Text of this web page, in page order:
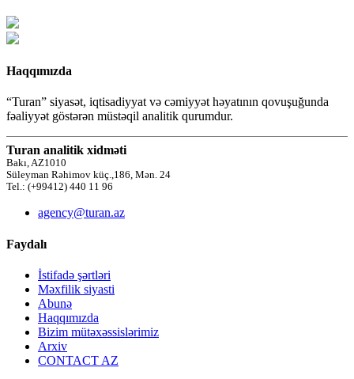
Haqqımızda
“Turan” siyasət, iqtisadiyyat və cəmiyyət həyatının qovuşuğunda
fəaliyyət göstərən müstəqil analitik qurumdur.
Turan analitik xidməti
Bakı, AZ1010
Süleyman Rəhimov küç.,186, Mən. 24
Tel.: (+99412) 440 11 96
agency@turan.az
Faydalı
İstifadə şərtləri
Məxfilik siyasti
Abunə
Haqqımızda
Bizim mütəxəssislərimiz
Arxiv
CONTACT AZ